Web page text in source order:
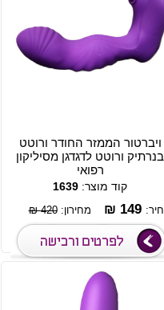
ויברטור הממזר החודר ורוטט
בנרתיק ורוטט לדגדגן מסיליקון
רפואי
קוד מוצר: 1639
149 ₪ מחירון:420 ₪